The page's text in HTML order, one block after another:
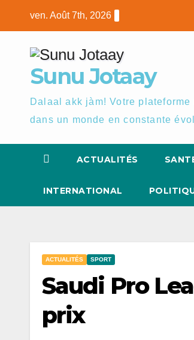
ven. Août 7th, 2026
Sunu Jotaay
Dalaal akk jàm! Votre plateforme
dans un monde en constante
ACTUALITÉS
INTERNATIONAL
ACTUALITÉS SPORT
Saudi Pro
prix